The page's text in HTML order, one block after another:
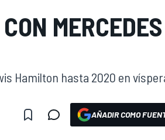
Hamilton hasta 2020 en
AÑADIR COMO